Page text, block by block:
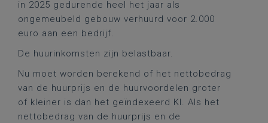
in 2025 gedurende heel het jaar als
ongemeubeld gebouw verhuurd voor 2.000
euro aan een bedrijf.
De huurinkomsten zijn belastbaar.
Nu moet worden berekend of het nettobedrag
van de huurprijs en de huurvoordelen groter
of kleiner is dan het geïndexeerd KI. Als het
nettobedrag van de huurprijs en de